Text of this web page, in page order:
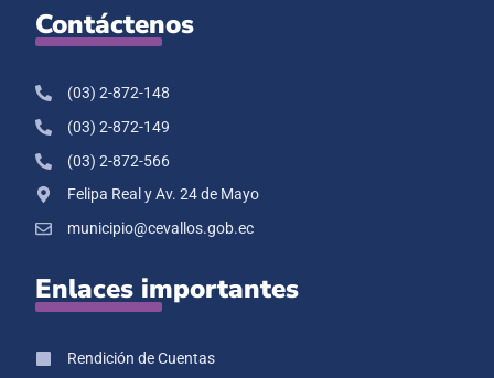
Contáctenos
(03) 2-872-148
(03) 2-872-149
(03) 2-872-566
Felipa Real y Av. 24 de Mayo
municipio@cevallos.gob.ec
Enlaces importantes
Rendición de Cuentas